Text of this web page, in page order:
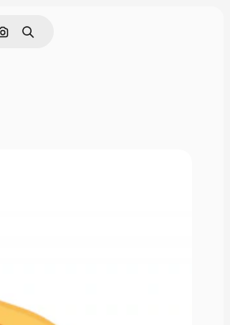
Cerca per immagine
Ricerca